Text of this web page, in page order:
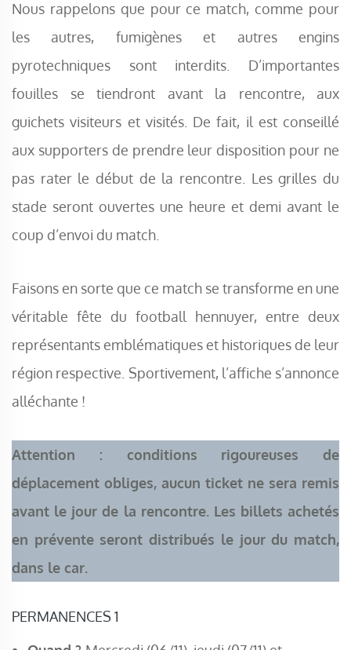
Nous rappelons que pour ce match, comme pour
les autres, fumigènes et autres engins
pyrotechniques sont interdits. D’importantes
fouilles se tiendront avant la rencontre, aux
guichets visiteurs et visités. De fait, il est conseillé
aux supporters de prendre leur disposition pour ne
pas rater le début de la rencontre. Les grilles du
stade seront ouvertes une heure et demi avant le
coup d’envoi du match.
Faisons en sorte que ce match se transforme en une
véritable fête du football hennuyer, entre deux
représentants emblématiques et historiques de leur
région respective. Sportivement, l’affiche s’annonce
alléchante !
Attention : conditions rigoureuses de
déplacement obliges, aucun ticket ne sera remis
avant le jour de la rencontre. Les billets achetés
en prévente seront distribués le jour du match,
dans le car.
PERMANENCES 1